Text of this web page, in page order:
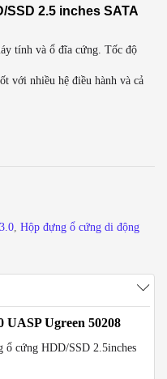
2.5 inches SATA
tính và ổ đĩa cứng. Tốc độ
với nhiều hệ điều hành và cả
Hộp đựng ổ cứng di động
Ugreen 50208
ổ cứng HDD/SSD 2.5inches